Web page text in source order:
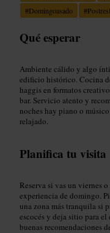
#Domingoasado #
Qué esperar
Ambiente cálido y algo
edificio histórico. Cocina
haggis en formatos
bar. Servicio atento y
noches hay piano o
relajado.
Planifica tu visita
Reserva si vas un viernes
experiencia de domingo.
una zona más tranquila si
escocés y deja sitio para
buenas recomendaciones